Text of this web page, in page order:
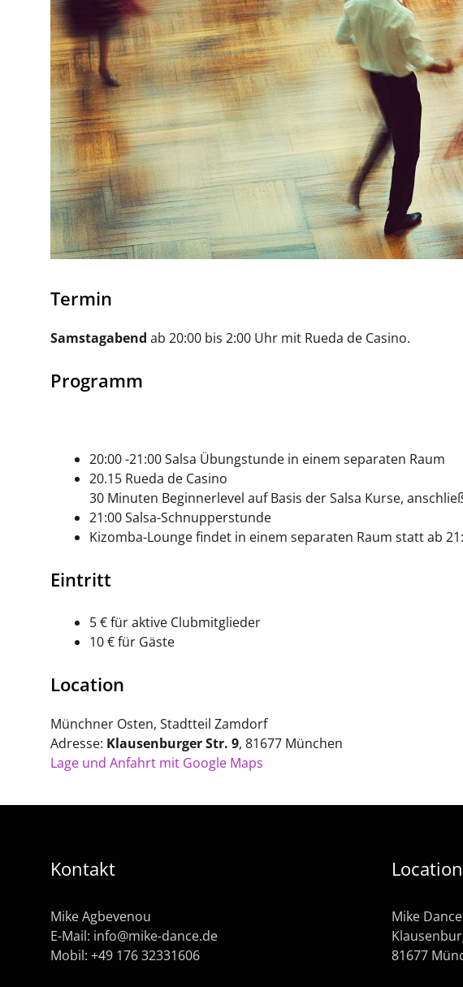
Termin
Samstagabend ab 20:00 bis 2:00 Uhr mit Rueda de Casino.
Programm
20:00 -21:00 Salsa Übungstunde in einem separaten Raum
20.15 Rueda de Casino
30 Minuten Beginnerlevel auf Basis der Salsa Kurse,
21:00 Salsa-Schnupperstunde
Kizomba-Lounge findet in einem separaten Raum statt ab
Eintritt
5 € für aktive Clubmitglieder
10 € für Gäste
Location
Münchner Osten, Stadtteil Zamdorf
Adresse: Klausenburger Str. 9, 81677 München
Lage und Anfahrt mit Google Maps
Kontakt
Mike Agbevenou
E-Mail: info@mike-dance.de
Mobil: +49 176 32331606
Location
Mike
81677